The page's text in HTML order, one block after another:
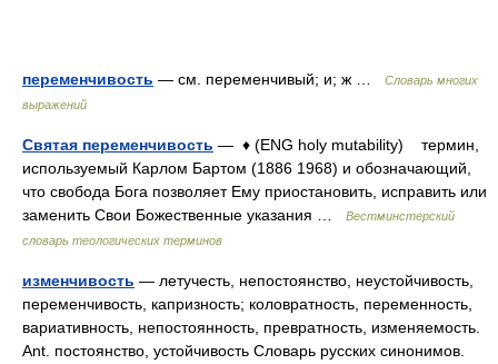
переменчивость — см. переменчивый; и; ж …
Словарь многих
выражений
Святая переменчивость — ♦ (ENG holy mutability) термин,
используемый Карлом Бартом (1886 1968) и обозначающий,
что свобода Бога позволяет Ему приостановить, исправить или
заменить Свои Божественные указания …
Вестминстерский
словарь теологических терминов
изменчивость — летучесть, непостоянство, неустойчивость,
переменчивость, капризность; коловратность, переменность,
вариативность, непостоянность, превратность, изменяемость.
Ant. постоянство, устойчивость Словарь русских синонимов.